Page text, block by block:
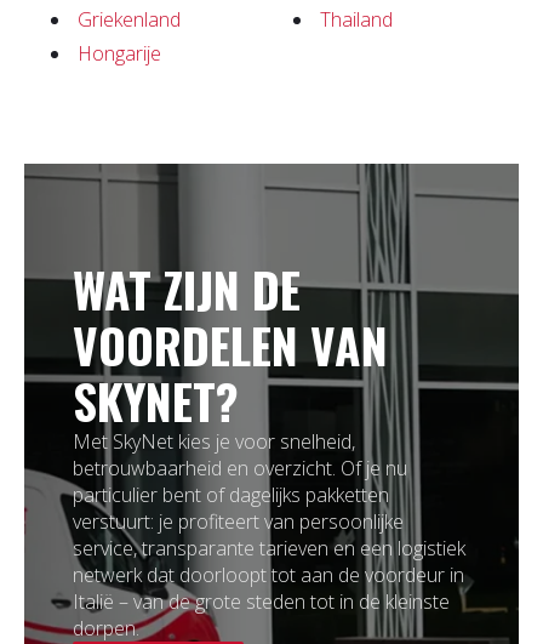
Griekenland
Hongarije
Thailand
WAT ZIJN DE
VOORDELEN VAN
SKYNET?
Met SkyNet kies je voor snelheid,
betrouwbaarheid en overzicht. Of je nu
particulier bent of dagelijks pakketten
verstuurt: je profiteert van persoonlijke
service, transparante tarieven en een logistiek
netwerk dat doorloopt tot aan de voordeur in
Italië – van de grote steden tot in de kleinste
dorpen.